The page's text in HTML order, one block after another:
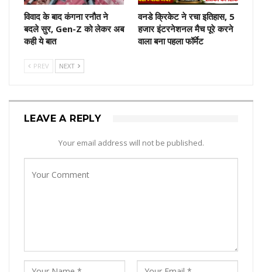
विवाद के बाद कंगना रनौत ने
बदले सुर, Gen-Z को लेकर अब
कही ये बात
वनडे क्रिकेट ने रचा इतिहास, 5
हजार इंटरनेशनल मैच पूरे करने
वाला बना पहला फॉर्मेट
PREV NEXT
LEAVE A REPLY
Your email address will not be published.